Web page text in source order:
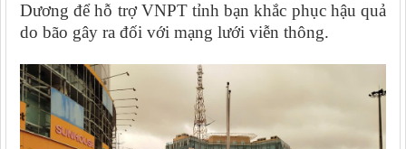
Dương để hỗ trợ VNPT tỉnh bạn khắc phục hậu quả
do bão gây ra đối với mạng lưới viễn thông.